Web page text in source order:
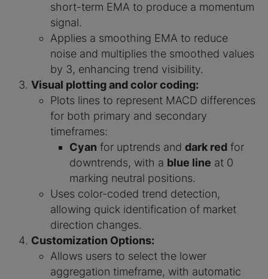
short-term EMA to produce a momentum
signal.
Applies a smoothing EMA to reduce
noise and multiplies the smoothed values
by 3, enhancing trend visibility.
Visual plotting and color coding:
Plots lines to represent MACD differences
for both primary and secondary
timeframes:
Cyan for uptrends and dark red for
downtrends, with a blue line at 0
marking neutral positions.
Uses color-coded trend detection,
allowing quick identification of market
direction changes.
Customization Options:
Allows users to select the lower
aggregation timeframe, with automatic